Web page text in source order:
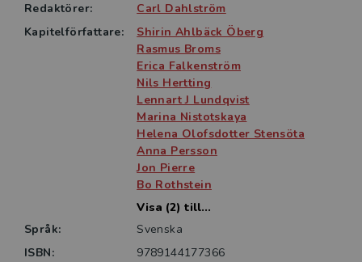
Redaktörer:
Carl Dahlström
Kapitelförfattare:
Shirin Ahlbäck Öberg
Rasmus Broms
Erica Falkenström
Nils Hertting
Lennart J Lundqvist
Marina Nistotskaya
Helena Olofsdotter Stensöta
Anna Persson
Jon Pierre
Bo Rothstein
Visa (2) till...
Språk:
Svenska
ISBN:
9789144177366